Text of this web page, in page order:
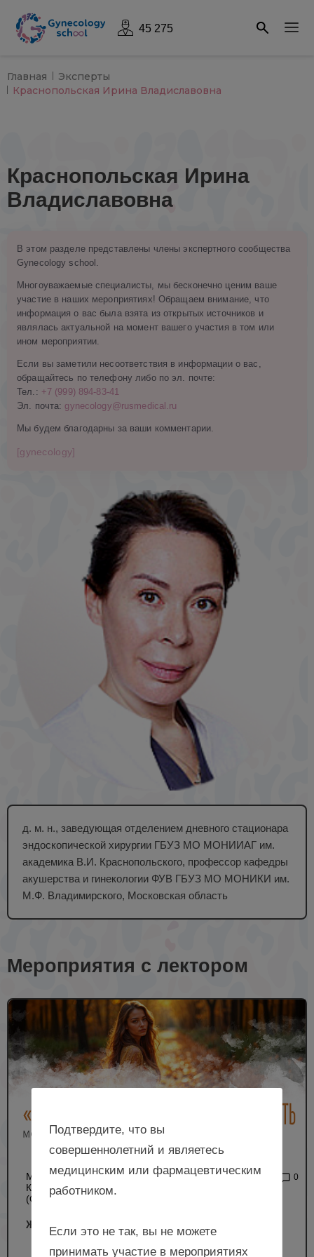
45 275
Главная
Эксперты
Краснопольская Ирина Владиславовна
Краснопольская Ирина
Владиславовна
В этом разделе представлены члены экспертного сообщества
Gynecology school.
Многоуважаемые специалисты, мы бесконечно ценим ваше
участие в наших мероприятиях! Обращаем внимание, что
информация о вас была взята из открытых источников и
являлась актуальной на момент вашего участия в том или
ином мероприятии.
Если вы заметили несоответствия в информации о вас,
обращайтесь по телефону либо по эл. почте:
Тел.: +7 (999) 894-83-41
Эл. почта: gynecology@rusmedical.ru
Мы будем благодарны за ваши комментарии.
[gynecology]
д. м. н., заведующая отделением дневного стационара
эндоскопической хирургии ГБУЗ МО МОНИИАГ им.
академика В.И. Краснопольского, профессор кафедры
акушерства и гинекологии ФУВ ГБУЗ МО МОНИКИ им.
М.Ф. Владимирского, Московская область
Мероприятия с лектором
МЕЖРЕГИОНАЛЬНАЯ
КОНФЕРЕНЦИЯ РОАГ
(ОЧНЫЙ ФОРМАТ)
2 188 0
Женское здоровье, Московская область
Подтвердите, что вы
совершеннолетний и являетесь
медицинским или фармацевтическим
работником.
Если это не так, вы не можете
принимать участие в мероприятиях